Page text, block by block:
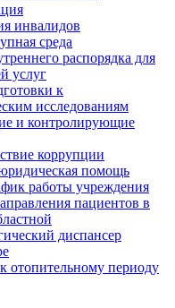
инвалидов
среда
распорядка для
услуг
к
исследованиям
и контролирующие
коррупции
помощь
работы учреждения
пациентов в
диспансер
отопительному периоду